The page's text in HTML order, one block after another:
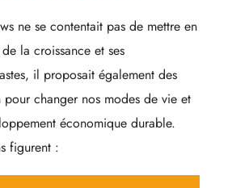
ne se contentait pas de mettre en
la croissance et ses
il proposait également des
changer nos modes de vie et
économique durable.
figurent :